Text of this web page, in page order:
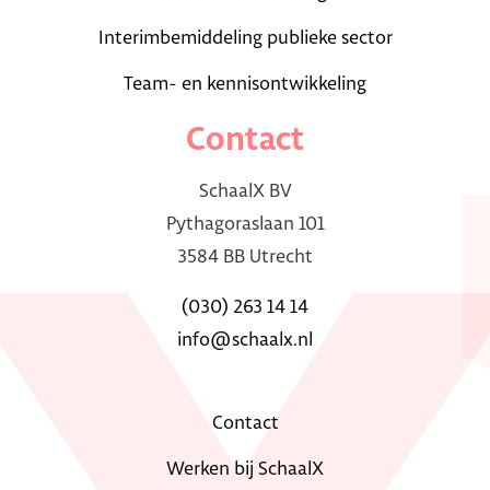
Interimbemiddeling publieke sector
Team- en kennisontwikkeling
Contact
SchaalX BV
Pythagoraslaan 101
3584 BB Utrecht
(030) 263 14 14
info@schaalx.nl
Contact
Werken bij SchaalX